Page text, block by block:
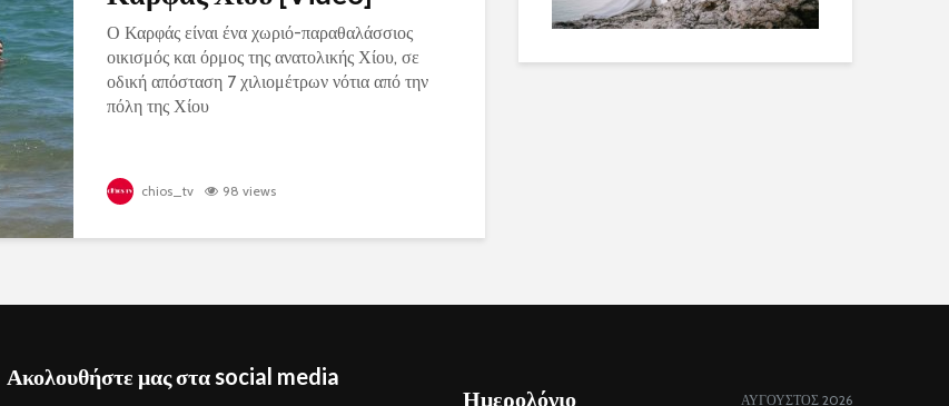
Ο Καρφάς είναι ένα χωριό-παραθαλάσσιος
οικισμός και όρμος της ανατολικής Χίου, σε
οδική απόσταση 7 χιλιομέτρων νότια από την
πόλη της Χίου
chios_tv 98 views
Ακολουθήστε μας στα social media
Ημερολόγιο
ΑΎΓΟΥΣΤΟΣ 2026